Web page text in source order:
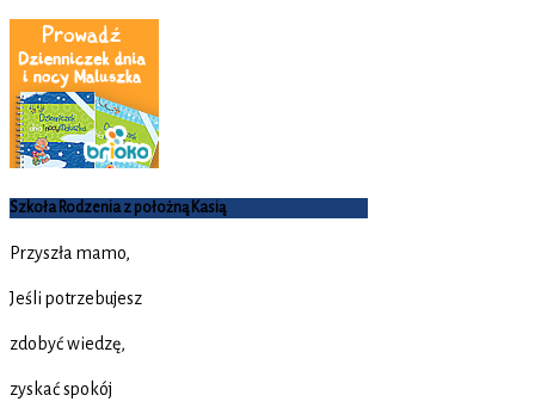
Szkoła Rodzenia z położną Kasią
Przyszła mamo,
Jeśli potrzebujesz
zdobyć wiedzę,
zyskać spokój